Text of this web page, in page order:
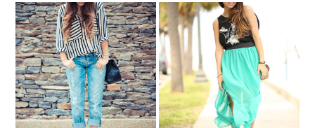
Stripes....
Casual aquamarine... &
WIN 6 Shore Road
TICKETS FOR SWIM
WEEK!!